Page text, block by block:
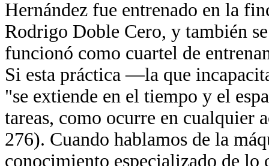
Hernández fue entrenado en la
Rodrigo Doble Cero, y también
funcionó como cuartel de
Si esta práctica —la que
"se extiende en el tiempo y el
tareas, como ocurre en cualquier
276). Cuando hablamos de la
conocimiento especializado de lo